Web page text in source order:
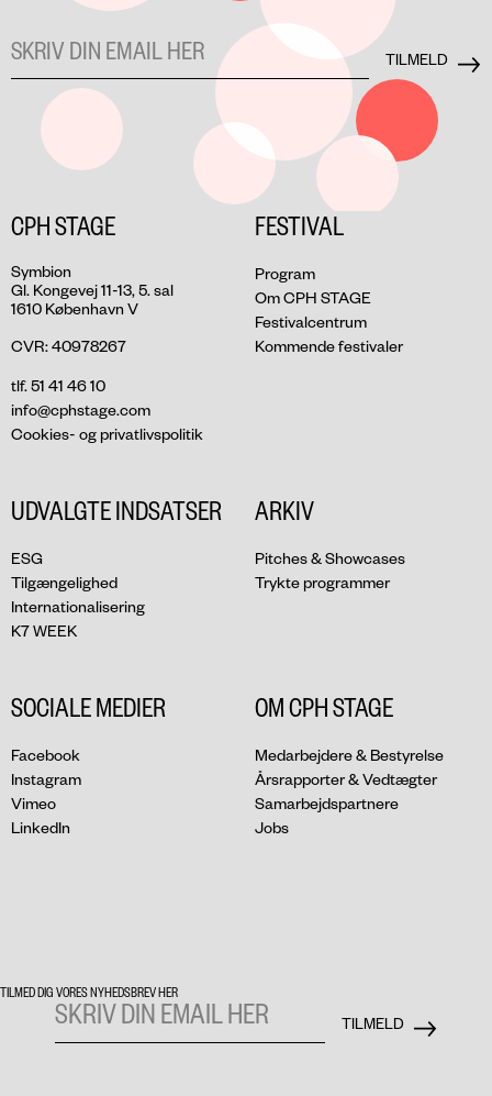
CPH STAGE
Symbion
Gl. Kongevej 11-13, 5. sal
1610 København V
CVR: 40978267
tlf. 51 41 46 10
info@cphstage.com
Cookies- og privatlivspolitik
FESTIVAL
Program
Om CPH STAGE
Festivalcentrum
Kommende festivaler
UDVALGTE INDSATSER
ESG
Tilgængelighed
Internationalisering
K7 WEEK
ARKIV
Pitches & Showcases
Trykte programmer
SOCIALE MEDIER
Facebook
Instagram
Vimeo
LinkedIn
OM CPH STAGE
Medarbejdere & Bestyrelse
Årsrapporter & Vedtægter
Samarbejdspartnere
Jobs
TILMED DIG VORES NYHEDSBREV HER